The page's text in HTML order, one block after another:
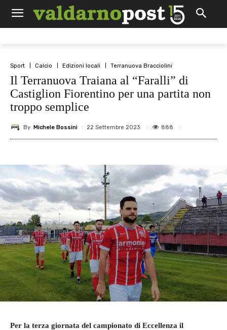
Sport Calcio Edizioni locali Terranuova Bracciolini
Il Terranuova Traiana al “Faralli” di
Castiglion Fiorentino per una partita non
troppo semplice
By Michele Bossini 22 Settembre 2023 888
Per la terza giornata del campionato di Eccellenza il